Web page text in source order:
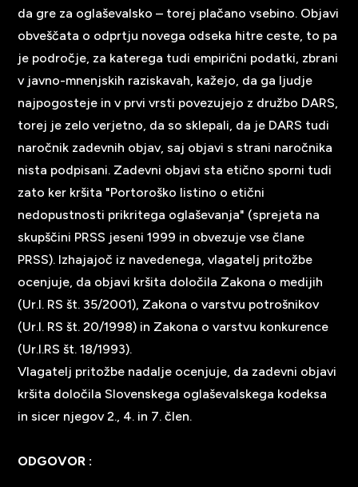
da gre za oglaševalsko – torej plačano vsebino. Objavi
obveščata o odprtju novega odseka hitre ceste, to pa
je področje, za katerega tudi empirični podatki, zbrani
v javno-mnenjskih raziskavah, kažejo, da ga ljudje
najpogosteje in v prvi vrsti povezujejo z družbo DARS,
torej je zelo verjetno, da so sklepali, da je DARS tudi
naročnik zadevnih objav, saj objavi s strani naročnika
nista podpisani. Zadevni objavi sta etično sporni tudi
zato ker kršita "Portoroško listino o etični
nedopustnosti prikritega oglaševanja" (sprejeta na
skupščini PRSS jeseni 1999 in obvezuje vse člane
PRSS). Izhajajoč iz navedenega, vlagatelj pritožbe
ocenjuje, da objavi kršita določila Zakona o medijih
(Ur.l. RS št. 35/2001), Zakona o varstvu potrošnikov
(Ur.l. RS št. 20/1998) in Zakona o varstvu konkurence
(Ur.l.RS št. 18/1993).
Vlagatelj pritožbe nadalje ocenjuje, da zadevni objavi
kršita določila Slovenskega oglaševalskega kodeksa
in sicer njegov 2., 4. in 7. člen.
ODGOVOR :